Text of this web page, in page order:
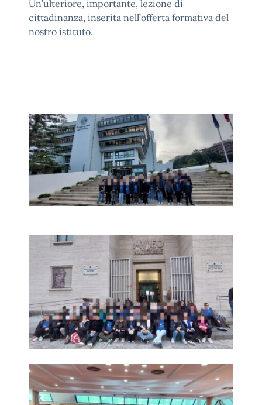
Un’ulteriore, importante, lezione di
cittadinanza, inserita nell’offerta formativa del
nostro istituto.